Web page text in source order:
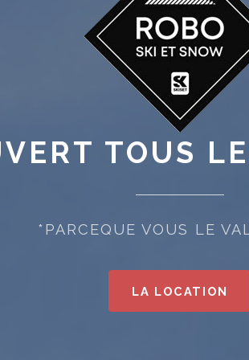
TOUS
*PARCEQUE VOUS LE
LA LOCATION